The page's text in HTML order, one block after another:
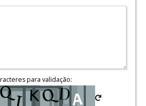
para validação: